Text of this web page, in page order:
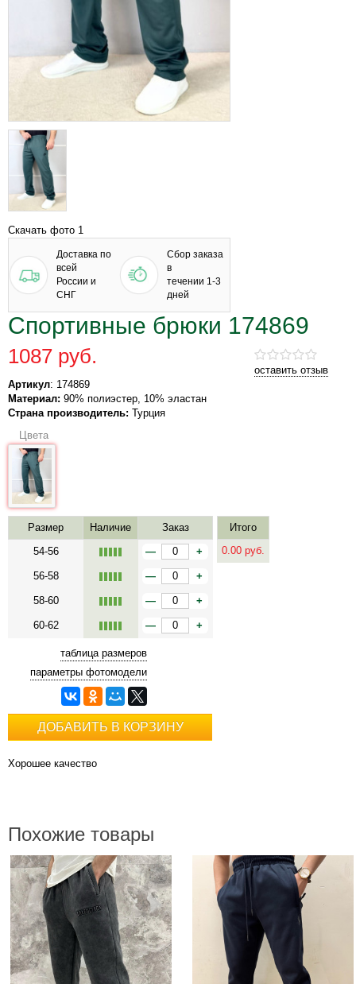
Скачать фото 1
Доставка по
всей
России и
СНГ
Сбор заказа
в
течении 1-3
дней
Спортивные брюки 174869
оставить отзыв
1087 руб.
Артикул: 174869
Материал: 90% полиэстер, 10% эластан
Страна производитель: Турция
Цвета
Размер Наличие
Заказ
54-56
— +
56-58 — +
58-60 — +
60-62 — +
Итого
0.00 руб.
таблица размеров
параметры фотомодели
ДОБАВИТЬ В КОРЗИНУ
Хорошее качество
Похожие товары